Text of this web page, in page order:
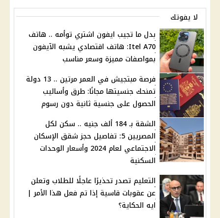
لا يفوتك
بدل ما تجيب ايفون اشتري توأمه .. هاتف
Itel A70: هاتف اقتصادي يشبه الآيفون
بمواصفات مميزة وسعر مناسب
فرصة مبتجيش في العمر مرتين .. 13 دولة
تمنحك جنسيتها مجانًا: طرق وأساليب
الحصول على جنسية ثانية دون رسوم
الشقة بـ 184 ألف جنيه .. سكن لكل
المصريين 5: تفاصيل حجز شقق الإسكان
الاجتماعي لعام 2024 وأسعار الوحدات
السكنية
التعليم تصدر تحذيرًا عاجلًا للطلاب وتعلن
عن عقوبات قاسية إذا تم فعل هذا الأمر |
ايه الحكاية؟